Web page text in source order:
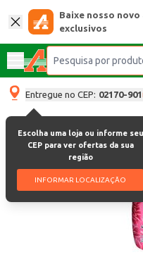
Baixe nosso novo
exclusivos
Entregue no CEP: 02170-901
Escolha uma loja ou informe seu
CEP para ver ofertas da sua
região
INFORMAR LOCALIZAÇÃO